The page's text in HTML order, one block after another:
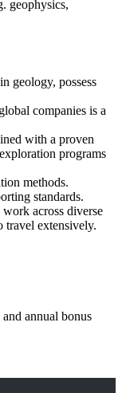
geophysics,
geology, possess
companies is a
with a proven
programs
methods.
standards.
across diverse
travel extensively.
annual bonus